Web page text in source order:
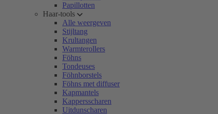
Papillotten
Haar-tools
Alle weergeven
Stijltang
Krultangen
Warmterollers
Föhns
Tondeuses
Föhnborstels
Föhns met diffuser
Kapmantels
Kappersscharen
Uitdunscharen